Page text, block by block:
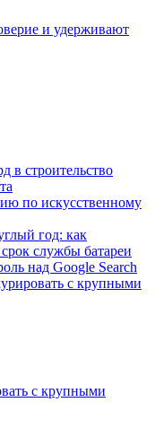
и удерживают
в строительство
по искусственному
год: как
службы батареи
над Google Search
с крупными
с крупными